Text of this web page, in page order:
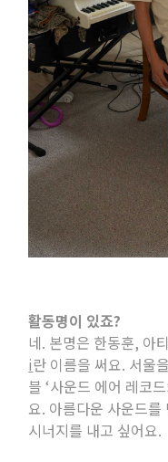
활동명이 있죠?
네. 본명은 한동훈, 아
i란 이름을 써요. 서울
블‘사운드 에어 레코
요. 아름다운 사운드
시너지를 내고 싶어요.